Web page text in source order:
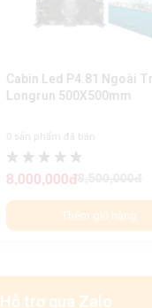
Cabin Led P4.81 Ngoài
Longrun 500X500mm
0 sản phẩm đã bán
8,000,000đ
Thêm giỏ hàng
Hỗ trợ qua Zalo